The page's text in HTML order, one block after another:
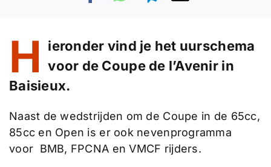
H
ieronder vind je het uurschema
voor de Coupe de l’Avenir in
Baisieux.
Naast de wedstrijden om de Coupe in de 65cc,
85cc en Open is er ook nevenprogramma
voor BMB, FPCNA en VMCF rijders.